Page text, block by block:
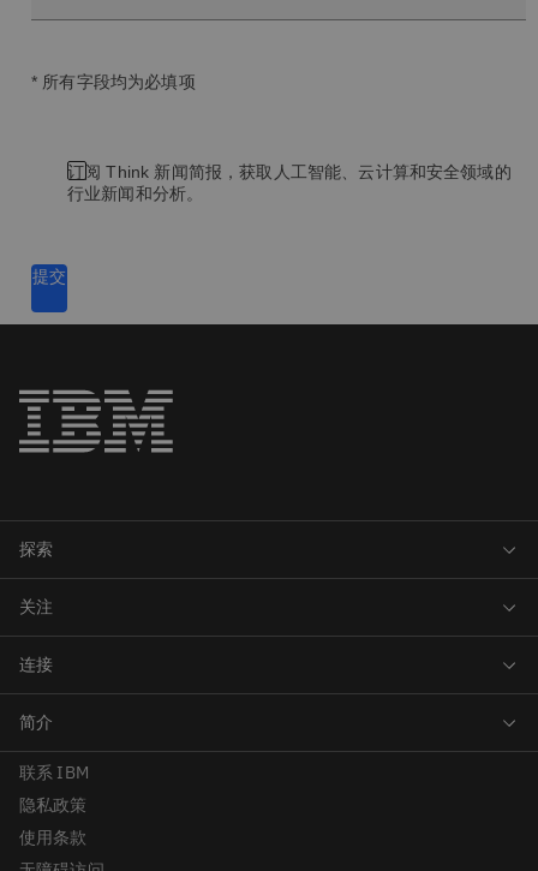
* 所有字段均为必填项
订阅 Think 新闻简报，获取人工智能、云计算和安全领域的
行业新闻和分析。
提交
联系 IBM
隐私政策
使用条款